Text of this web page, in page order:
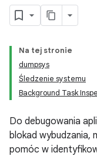
Na tej stronie
dumpsys
Śledzenie systemu
Background Task
Do debugowania
blokad wybudzania,
pomóc w